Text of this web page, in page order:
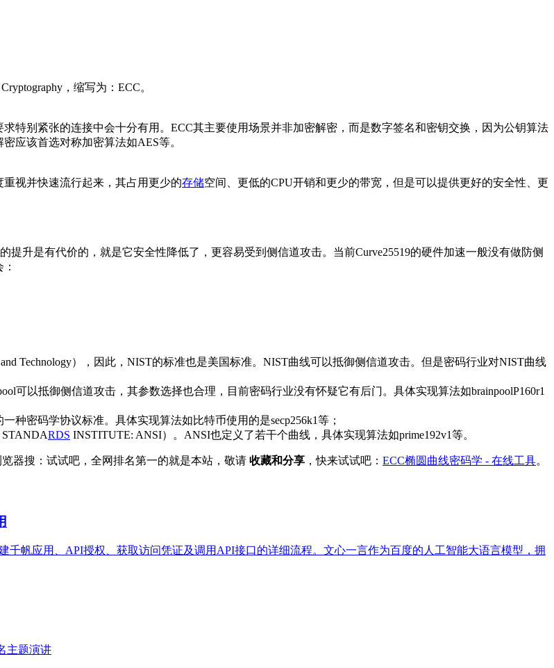
，缩写为：ECC。
特别紧张的连接中会十分有用。ECC其主要使用场景并非加密解密，而是数字签名和密钥交换，因为公钥算法
应该首选对称加密算法如AES等。
视并快速流行起来，其占用更少的存储空间、更低的CPU开销和更少的带宽，但是可以提供更好的安全性、更
提升是有代价的，就是它安全性降低了，更容易受到侧信道攻击。当前Curve25519的硬件加速一般没有做防侧
Technology），因此，NIST的标准也是美国标准。NIST曲线可以抵御侧信道攻击。但是密码行业对NIST曲线
可以抵御侧信道攻击，其参数选择也合理，目前密码行业没有怀疑它有后门。具体实现算法如brainpoolP160r1
种密码学协议标准。具体实现算法如比特币使用的是secp256k1等；
RDS INSTITUTE: ANSI）。ANSI也定义了若干个曲线，具体实现算法如prime192v1等。
器搜：试试吧，全网排名第一的就是本站，敬请 收藏和分享 ，快来试试吧： ECC椭圆曲线密码学 - 在线工具。
帆应用、API授权、获取访问凭证及调用API接口的详细流程。文心一言作为百度的人工智能大语言模型，拥
主题演讲